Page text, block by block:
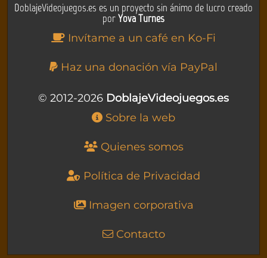
DoblajeVideojuegos.es es un proyecto sin ánimo de lucro creado
porYova Turnes
Invítame a un café en Ko-Fi
Haz una donación vía PayPal
© 2012-2026 DoblajeVideojuegos.es
Sobre la web
Quienes somos
Política de Privacidad
Imagen corporativa
Contacto